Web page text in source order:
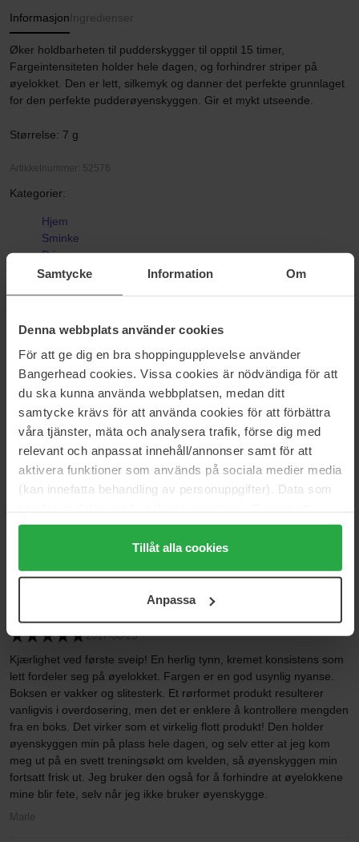
Samtycke Information Om
Denna webbplats använder cookies
För att ge dig en bra shoppingupplevelse använder
Bangerhead cookies. Vissa cookies är nödvändiga för att
du ska kunna använda webbplatsen, medan ditt
samtycke krävs för att använda cookies för att förbättra
våra tjänster, mäta och analysera trafik, förse dig med
relevant och anpassat innehåll/annonser samt för att
aktivera funktioner som används på sociala medier media
(kan innefatta behandling av personuppgifter). Data som
trycka på "Tillåt alla cookies" accepterar du alla cookies,
medan du under "Detaljer" kan anpassa användningen av
cookies. Du kan när som helst återkalla ditt samtycke.
Tillåt alla cookies
Anpassa
Informasjon Ingredienser
Øker holdbarheten til pudderskygger til opptil 15 timer,
Fargeintensiteten holder hele dagen, og forhindrer striper på
øyelokket. Den er lett, silkemyk og danner det perfekte grunnlaget
for den perfekte pudderøyenskyggen. Gir et mykt utseende.
Størrelse: 7 g
Artikkelnummer: 52576
Kategorier:
Hjem
Sminke
Primer
Double Wear Eye Shadow Base
Anmeldelser (3)Spørsmål og svar (0)
5
Basert på 3 anmeldelser
100%
0%
2017-06-25
Kjærlighet ved første sveip! En herlig tynn, kremet konsistens som
lett fordeler seg på øyelokket. Fargen er en god usynlig nyanse.
Boksen er vakker og slitesterk. Et rørformet produkt resulterer
vanligvis i overdosering, men det er enklere å kontrollere mengden
fra en boks. Det virker som et virkelig flott produkt! Den holder
øyenskyggen min på plass hele dagen, og selv etter at jeg kom
meg ut på en svett treningsøkt om kvelden, så øyenskyggen min
fortsatt frisk ut. Jeg bruker den også for å forhindre at øyelokkene
mine blir fete, selv når jeg ikke bruker øyenskygge.
Marle